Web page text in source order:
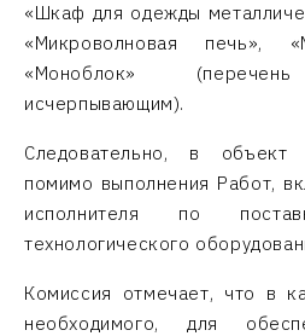
«Шкаф для одежды
«Микроволновая печь»,
«Моноблок»
исчерпывающим).
Следовательно, в объект
помимо выполнения Работ,
исполнителя по
технологического
Комиссия отмечает, что в
необходимого, для